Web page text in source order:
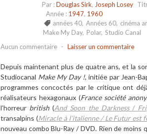
Par :Douglas Sirk, Joseph Losey
Année : 1947, 1960
années 40, Années 60, cinéma
Make My Day, Polar, Studio Canal
Aucun commentaire - Laisser un commentaire
Depuis maintenant plus de quatre ans, et la
Studiocanal Make My Day !, initiée par Jean-
programmes concoctés par le critique ont dé
réalisateurs hexagonaux (France société
l’horreur british(And Soon the Darkness/
transalpins (Miracle à l’italienne / Le Futur est
nouveau combo Blu-Ray / DVD. Rien de moins